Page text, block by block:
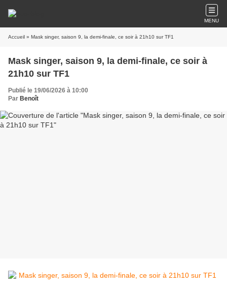
MENU
Accueil » Mask singer, saison 9, la demi-finale, ce soir à 21h10 sur TF1
Mask singer, saison 9, la demi-finale, ce soir à
21h10 sur TF1
Publié le 19/06/2026 à 10:00
Par Benoît